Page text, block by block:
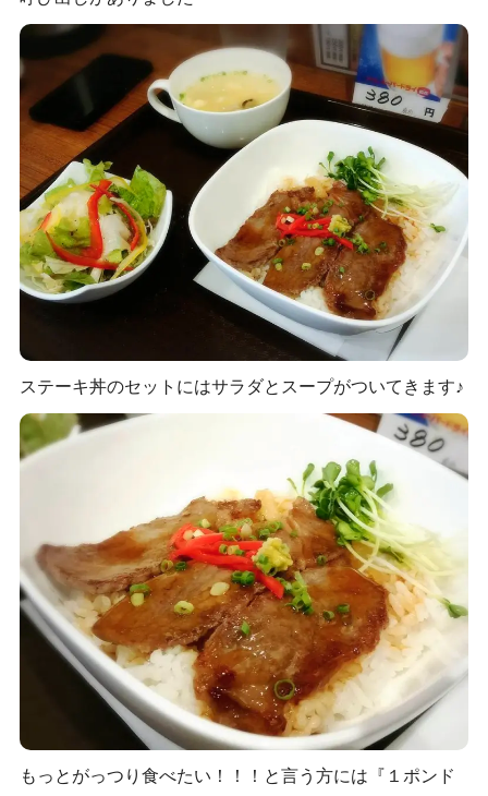
ステーキ丼のセットにはサラダとスープがついてきます♪
もっとがっつり食べたい！！！と言う方には『１ポンド